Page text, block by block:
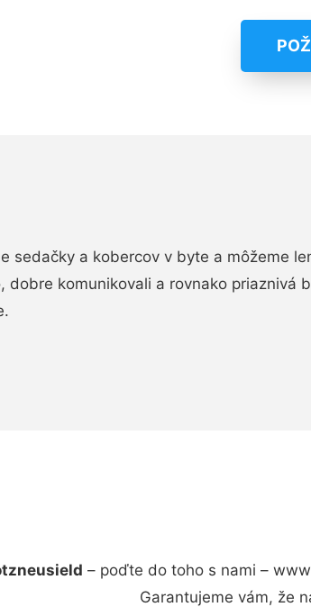
sedačky a kobercov v byte a môžeme
dobre komunikovali a rovnako priaznivá
– poďte do toho s nami –
Garantujeme vám, že